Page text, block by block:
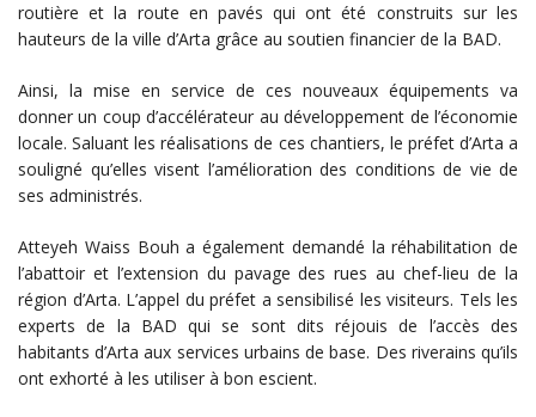
routière et la route en pavés qui ont été construits sur les
hauteurs de la ville d’Arta grâce au soutien financier de la BAD.
Ainsi, la mise en service de ces nouveaux équipements va
donner un coup d’accélérateur au développement de l’économie
locale. Saluant les réalisations de ces chantiers, le préfet d’Arta a
souligné qu’elles visent l’amélioration des conditions de vie de
ses administrés.
Atteyeh Waiss Bouh a également demandé la réhabilitation de
l’abattoir et l’extension du pavage des rues au chef-lieu de la
région d’Arta. L’appel du préfet a sensibilisé les visiteurs. Tels les
experts de la BAD qui se sont dits réjouis de l’accès des
habitants d’Arta aux services urbains de base. Des riverains qu’ils
ont exhorté à les utiliser à bon escient.